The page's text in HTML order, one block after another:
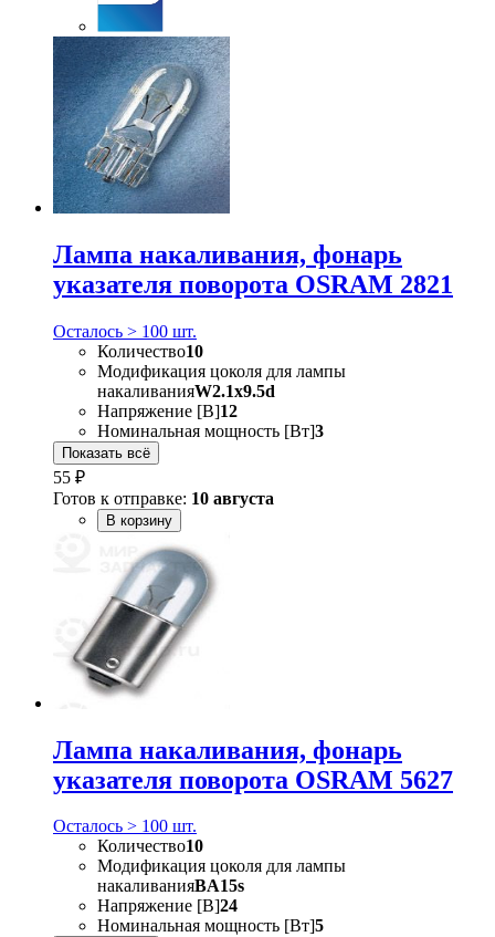
Лампа накаливания, фонарь
указателя поворота OSRAM 2821
Осталось > 100 шт.
Количество10
Модификация цоколя для лампы
накаливанияW2.1x9.5d
Напряжение [В]12
Номинальная мощность [Вт]3
Показать всё
55 ₽
Готов к отправке: 10 августа
В корзину
Лампа накаливания, фонарь
указателя поворота OSRAM 5627
Осталось > 100 шт.
Количество10
Модификация цоколя для лампы
накаливанияBA15s
Напряжение [В]24
Номинальная мощность [Вт]5